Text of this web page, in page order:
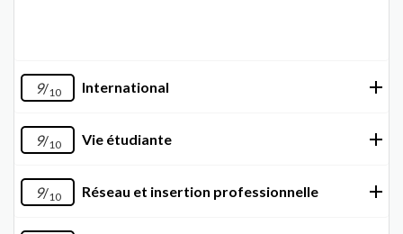
9/10 International
9/10 Vie étudiante
9/10 Réseau et insertion professionnelle